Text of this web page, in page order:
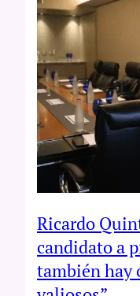
Ricardo
candidato a
también hay